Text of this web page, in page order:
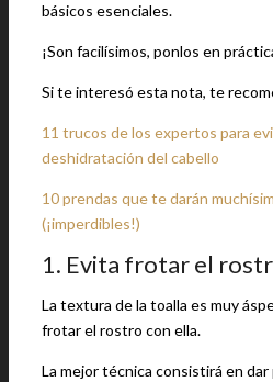
básicos esenciales.
¡Son facilísimos, ponlos en
Si te interesó esta nota, te
11 trucos de los expertos para
deshidratación del cabello
10 prendas que te darán
(¡imperdibles!)
1. Evita frotar el
La textura de la toalla es muy
frotar el rostro con ella.
La mejor técnica consistirá en